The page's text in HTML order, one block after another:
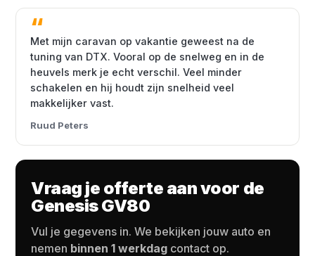
Met mijn caravan op vakantie geweest na de
tuning van DTX. Vooral op de snelweg en in de
heuvels merk je echt verschil. Veel minder
schakelen en hij houdt zijn snelheid veel
makkelijker vast.
Ruud Peters
Vraag je offerte aan voor de
Genesis GV80
Vul je gegevens in. We bekijken jouw auto en
nemen binnen 1 werkdag contact op.